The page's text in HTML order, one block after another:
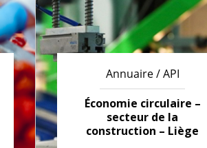
Annuaire / API
Économie circulaire –
secteur de la
construction – Liège